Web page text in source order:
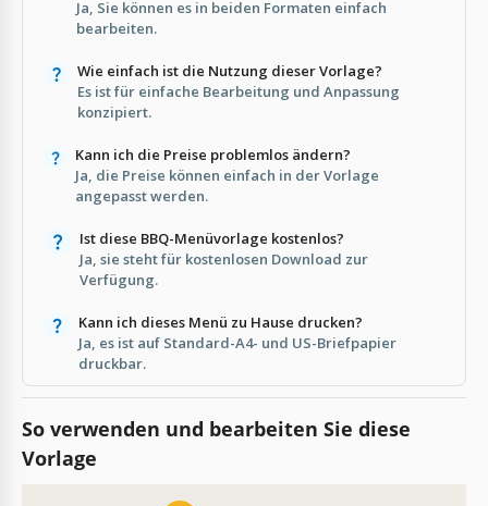
Ja, Sie können es in beiden Formaten einfach
bearbeiten.
Wie einfach ist die Nutzung dieser Vorlage?
Es ist für einfache Bearbeitung und Anpassung
konzipiert.
Kann ich die Preise problemlos ändern?
Ja, die Preise können einfach in der Vorlage
angepasst werden.
Ist diese BBQ-Menüvorlage kostenlos?
Ja, sie steht für kostenlosen Download zur
Verfügung.
Kann ich dieses Menü zu Hause drucken?
Ja, es ist auf Standard-A4- und US-Briefpapier
druckbar.
So verwenden und bearbeiten Sie diese
Vorlage